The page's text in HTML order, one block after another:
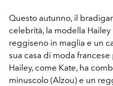
Questo autunno, il
celebrità, la modella
reggiseno in maglia e un
sua casa di moda
Hailey, come Kate, ha
minuscolo (Alzou) e un